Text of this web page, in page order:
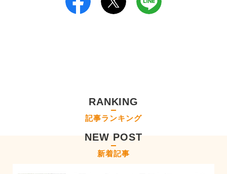
RANKING
記事ランキング
NEW POST
新着記事